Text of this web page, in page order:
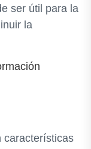
ser útil para la
la
características